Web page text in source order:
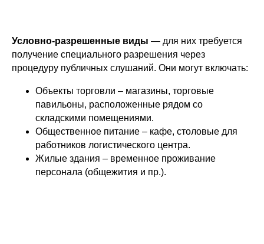
Условно-разрешенные виды — для них требуется
получение специального разрешения через
процедуру публичных слушаний. Они могут включать:
Объекты торговли – магазины, торговые
павильоны, расположенные рядом со
складскими помещениями.
Общественное питание – кафе, столовые для
работников логистического центра.
Жилые здания – временное проживание
персонала (общежития и пр.).